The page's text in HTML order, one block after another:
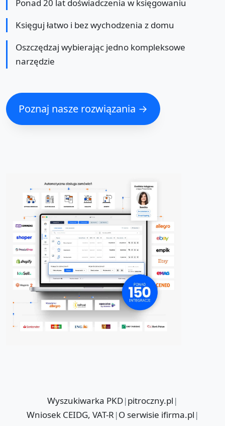
Ponad 20 lat doświadczenia w księgowaniu
Księguj łatwo i bez wychodzenia z domu
Oszczędzaj wybierając jedno kompleksowe
narzędzie
Poznaj nasze rozwiązania →
Wyszukiwarka PKD|pitroczny.pl |
Wniosek CEIDG, VAT-R |O serwisie ifirma.pl |